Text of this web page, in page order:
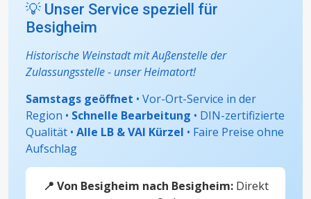
💡 Unser Service speziell für
Besigheim
Historische Weinstadt mit Außenstelle der
Zulassungsstelle - unser Heimatort!
Samstags geöffnet • Vor-Ort-Service in der
Region • Schnelle Bearbeitung • DIN-zertifizierte
Qualität • Alle LB & VAI Kürzel • Faire Preise ohne
Aufschlag
📍 Von Besigheim nach Besigheim:Direkt